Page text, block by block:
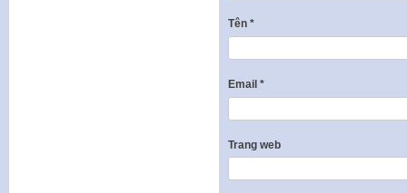
Tên *
Email *
Trang web